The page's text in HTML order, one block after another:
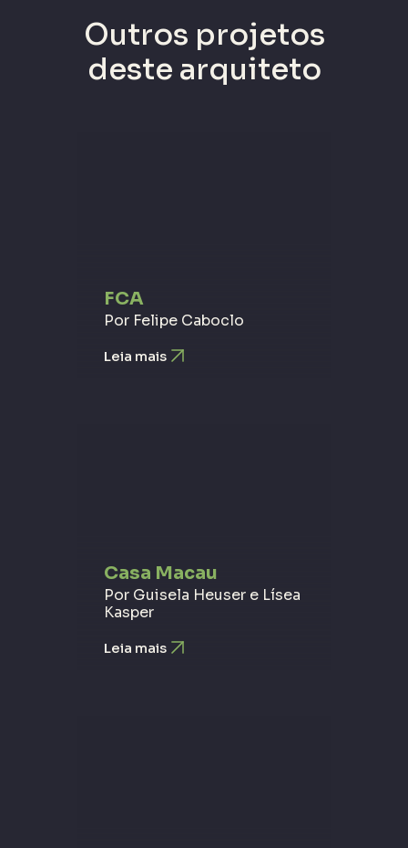
Outros projetos
deste arquiteto
FCA
Por Felipe Caboclo
Leia mais
Casa Macau
Por Guisela Heuser e Lísea
Kasper
Leia mais